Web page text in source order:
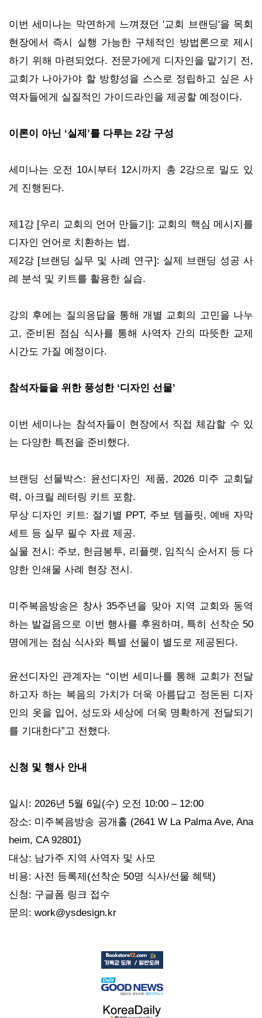
이번 세미나는 막연하게 느껴졌던 '교회 브랜딩'을 목회
현장에서 즉시 실행 가능한 구체적인 방법론으로 제시
하기 위해 마련되었다. 전문가에게 디자인을 맡기기 전,
교회가 나아가야 할 방향성을 스스로 정립하고 싶은 사
역자들에게 실질적인 가이드라인을 제공할 예정이다.
이론이 아닌 ‘실제’를 다루는 2강 구성
세미나는 오전 10시부터 12시까지 총 2강으로 밀도 있
게 진행된다.
제1강 [우리 교회의 언어 만들기]: 교회의 핵심 메시지를
디자인 언어로 치환하는 법.
제2강 [브랜딩 실무 및 사례 연구]: 실제 브랜딩 성공 사
례 분석 및 키트를 활용한 실습.
강의 후에는 질의응답을 통해 개별 교회의 고민을 나누
고, 준비된 점심 식사를 통해 사역자 간의 따뜻한 교제
시간도 가질 예정이다.
참석자들을 위한 풍성한 ‘디자인 선물’
이번 세미나는 참석자들이 현장에서 직접 체감할 수 있
는 다양한 특전을 준비했다.
브랜딩 선물박스: 윤선디자인 제품, 2026 미주 교회달
력, 아크릴 레터링 키트 포함.
무상 디자인 키트: 절기별 PPT, 주보 템플릿, 예배 자막
세트 등 실무 필수 자료 제공.
실물 전시: 주보, 헌금봉투, 리플렛, 임직식 순서지 등 다
양한 인쇄물 사례 현장 전시.
미주복음방송은 창사 35주년을 맞아 지역 교회와 동역
하는 발걸음으로 이번 행사를 후원하며, 특히 선착순 50
명에게는 점심 식사와 특별 선물이 별도로 제공된다.
윤선디자인 관계자는 “이번 세미나를 통해 교회가 전달
하고자 하는 복음의 가치가 더욱 아름답고 정돈된 디자
인의 옷을 입어, 성도와 세상에 더욱 명확하게 전달되기
를 기대한다”고 전했다.
신청 및 행사 안내
일시: 2026년 5월 6일(수) 오전 10:00 – 12:00
장소: 미주복음방송 공개홀 (2641 W La Palma Ave, Ana
heim, CA 92801)
대상: 남가주 지역 사역자 및 사모
비용: 사전 등록제(선착순 50명 식사/선물 혜택)
신청: 구글폼 링크 접수
문의: work@ysdesign.kr